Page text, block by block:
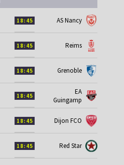
18:45 AS Nancy
18:45 Reims
18:45 Grenoble
18:45
EA
Guingamp
18:45 Dijon FCO
18:45 Red Star